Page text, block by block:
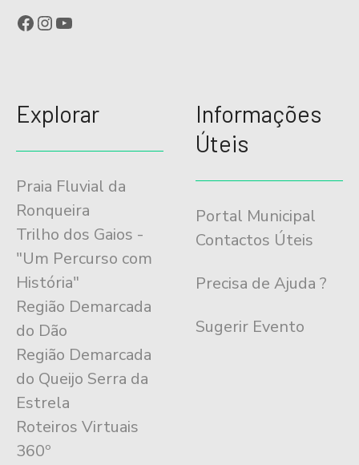
Facebook Instagram YouTube
Explorar
Praia Fluvial da
Ronqueira
Trilho dos Gaios -
"Um Percurso com
História"
Região Demarcada
do Dão
Região Demarcada
do Queijo Serra da
Estrela
Roteiros Virtuais
360º
Informações
Úteis
Portal Municipal
Contactos Úteis
Precisa de Ajuda ?
Sugerir Evento